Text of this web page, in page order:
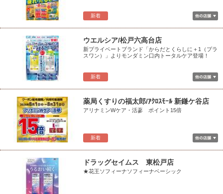
新着
新着
ウエルシア/松戸六高台店
新プライベートブランド「からだとくらしに＋1（プラ
スワン）」よりモンダミン口内トータルケア登場！
新着
薬局くすりの福太郎/ｱｸﾛｽﾓｰﾙ 新鎌ケ谷店
アリナミンWケア・活蔘 ポイント15倍
ドラッグセイムス 東松戸店
★花王ソフィーナソフィーナベーシック